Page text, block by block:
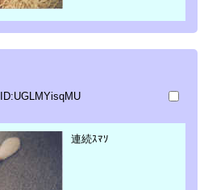
ID:UGLMYisqMU
連続ｽﾏｿ